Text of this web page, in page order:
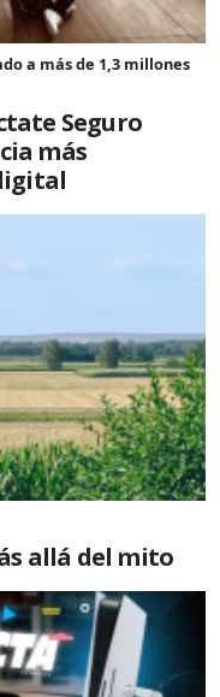
a más de 1,3 millones
Seguro
más
allá del mito